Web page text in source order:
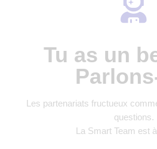
Tu as un
Les partenariats fructueux
questions.
La Smart Team est